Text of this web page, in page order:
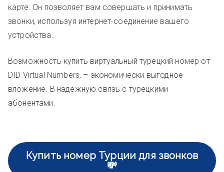
карте. Он позволяет вам совершать и принимать
звонки, используя интернет-соединение вашего
устройства.
Возможность купить виртуальный турецкий номер от
DID Virtual Numbers, – экономически выгодное
вложение. В надежную связь с турецкими
абонентами.
Купить номер Турции для звонков
💸